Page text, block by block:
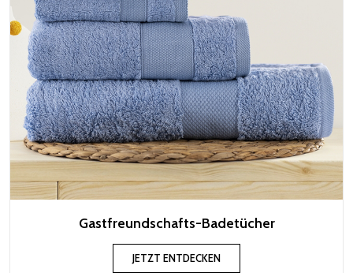
Gastfreundschafts-Badetücher
JETZT ENTDECKEN